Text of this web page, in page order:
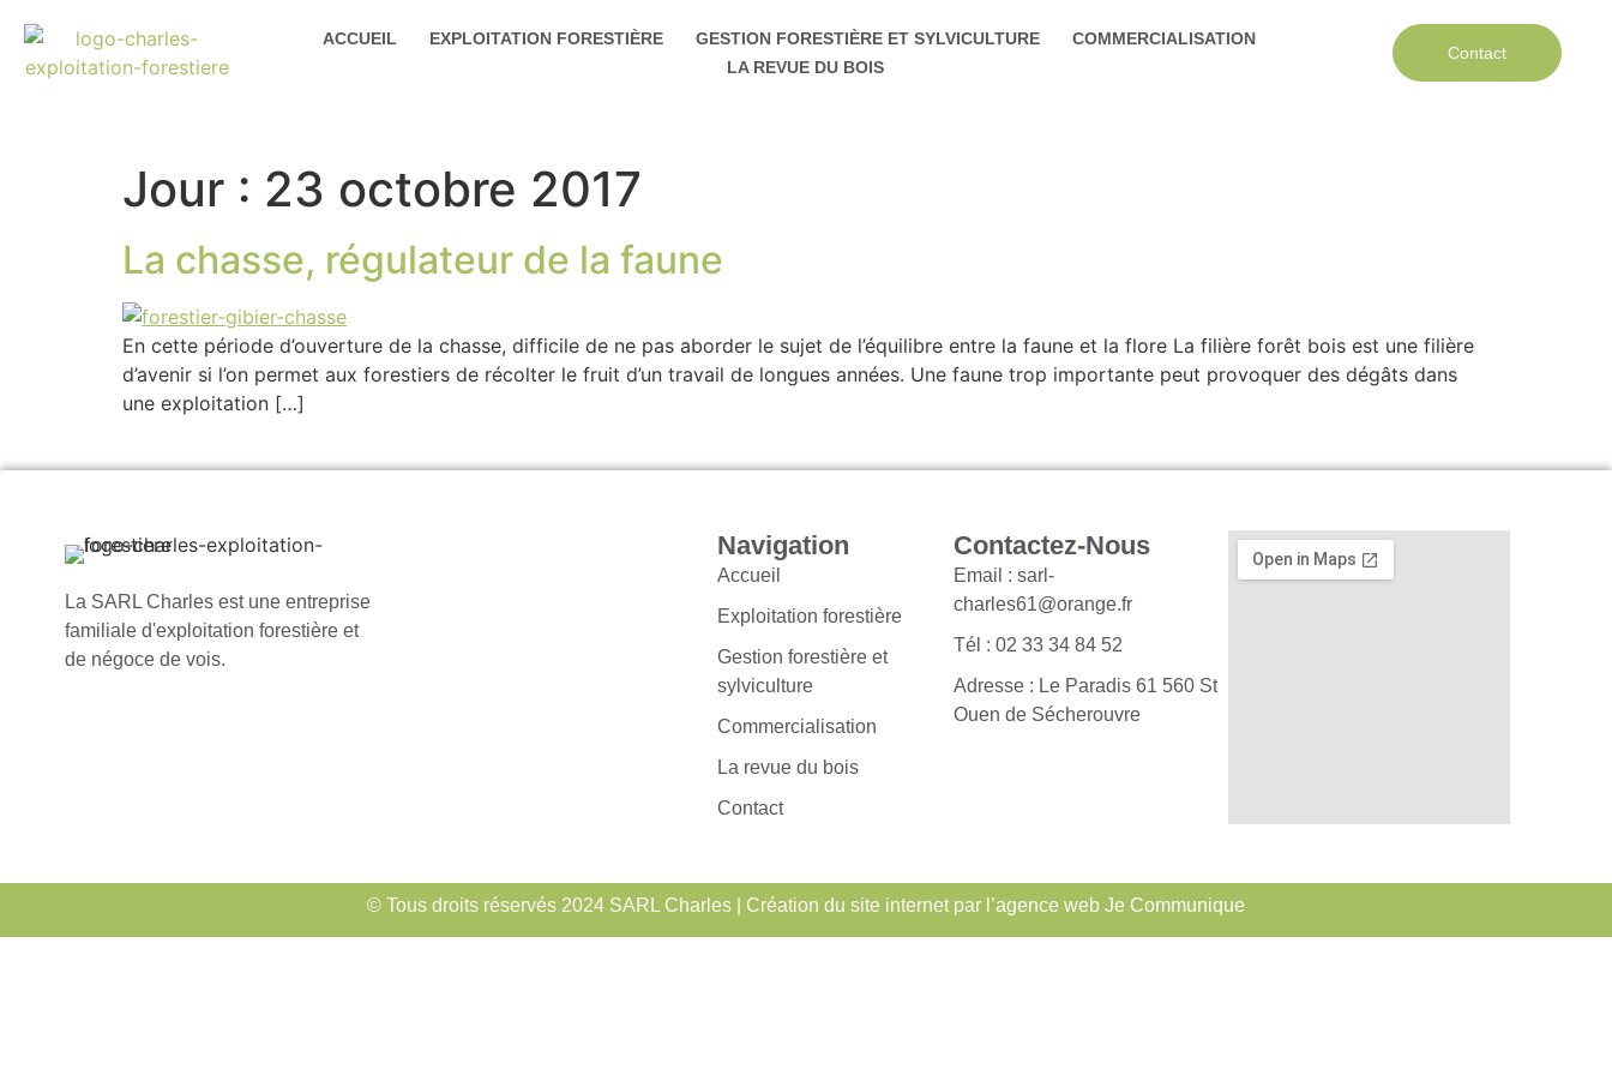
ACCUEIL EXPLOITATION FORESTIÈRE GESTION FORESTIÈRE ET SYLVICULTURE
COMMERCIALISATION
LA REVUE DU BOIS
Contact
Jour : 23 octobre 2017
La chasse, régulateur de la faune
En cette période d’ouverture de la chasse, difficile de ne pas aborder le sujet de l’équilibre entre la faune et la flore La filière forêt bois est une filière
d’avenir si l’on permet aux forestiers de récolter le fruit d’un travail de longues années. Une faune trop importante peut provoquer des dégâts dans
une exploitation […]
La SARL Charles est une entreprise
familiale d'exploitation forestière et
de négoce de vois.
Navigation
Accueil
Exploitation forestière
Gestion forestière et
sylviculture
Commercialisation
La revue du bois
Contact
Contactez-Nous
Email : sarl-
charles61@orange.fr
Tél : 02 33 34 84 52
Adresse : Le Paradis 61 560 St
Ouen de Sécherouvre
© Tous droits réservés 2024 SARL Charles | Création du site internet par l’agence web Je Communique